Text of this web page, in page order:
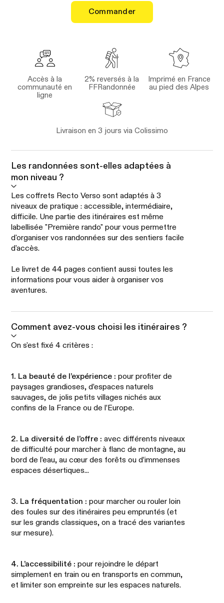
Commander
Accès à la
communauté en
ligne
2% reversés à la
FFRandonnée
Imprimé en France
au pied des Alpes
Livraison en 3 jours via Colissimo
Les randonnées sont-elles adaptées à
mon niveau ?
Les coffrets Recto Verso sont adaptés à 3
niveaux de pratique : accessible, intermédiaire,
difficile. Une partie des itinéraires est même
labellisée "Première rando" pour vous permettre
d'organiser vos randonnées sur des sentiers facile
d'accès.
Le livret de 44 pages contient aussi toutes les
informations pour vous aider à organiser vos
aventures.
Comment avez-vous choisi les itinéraires ?
On s'est fixé 4 critères :
1. La beauté de l’expérience :pour profiter de
paysages grandioses, d’espaces naturels
sauvages, de jolis petits villages nichés aux
confins de la France ou de l’Europe.
2. La diversité de l’offre : avec différents niveaux
de difficulté pour marcher à flanc de montagne, au
bord de l’eau, au cœur des forêts ou d’immenses
espaces désertiques...
3. La fréquentation : pour marcher ou rouler loin
des foules sur des itinéraires peu empruntés (et
sur les grands classiques, on a tracé des variantes
sur mesure).
4. L’accessibilité : pour rejoindre le départ
simplement en train ou en transports en commun,
et limiter son empreinte sur les espaces naturels.